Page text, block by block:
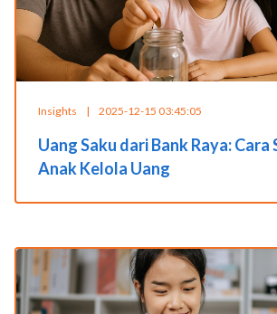
Insights | 2025-12-15 03:45:05
Uang Saku dari Bank Raya: Cara
Anak Kelola Uang